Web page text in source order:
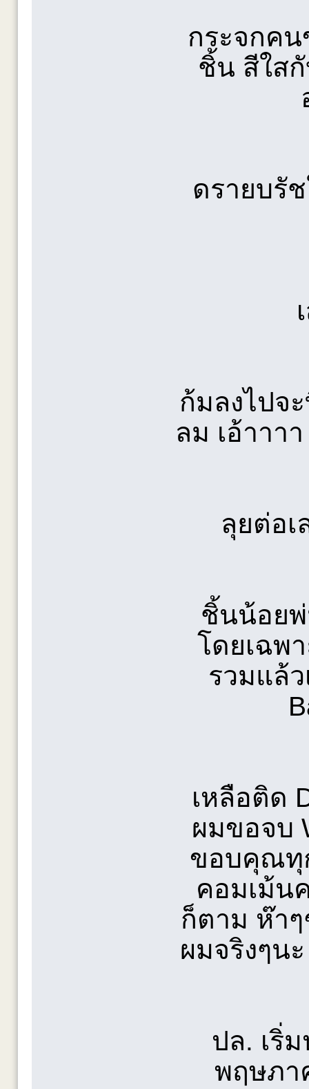
กระจกคน
ชิ้น สีใสกั
ดรายบรั
ก้มลงไปจ
ลม เอ้าาา
ลุยต่อ
ชิ้นน้อย
โดยเฉพ
รวมแล้
เหลือติด
ผมขอจบ
ขอบคุณทุ
คอมเม้น
ก็ตาม ห๊าๆ
ผมจริงๆน
ปล. เริ่
พฤษภา